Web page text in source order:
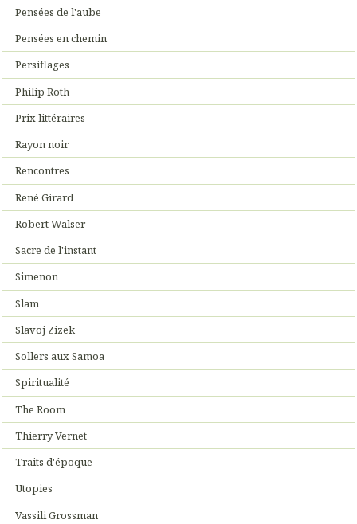
Pensées de l'aube
Pensées en chemin
Persiflages
Philip Roth
Prix littéraires
Rayon noir
Rencontres
René Girard
Robert Walser
Sacre de l'instant
Simenon
Slam
Slavoj Zizek
Sollers aux Samoa
Spiritualité
The Room
Thierry Vernet
Traits d'époque
Utopies
Vassili Grossman